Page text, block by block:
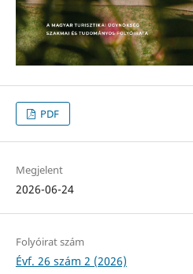
PDF
Megjelent
2026-06-24
Folyóirat szám
Évf. 26 szám 2 (2026)